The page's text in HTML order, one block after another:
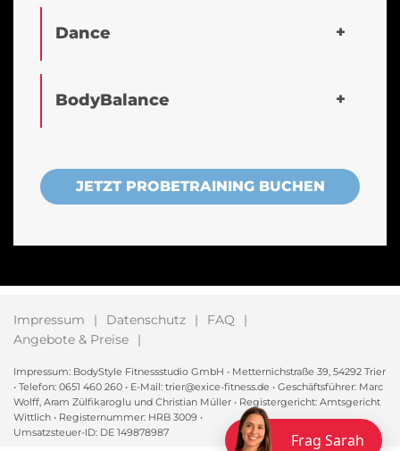
Dance
BodyBalance
JETZT PROBETRAINING BUCHEN
Impressum Datenschutz
FAQ
Angebote & Preise
Impressum: BodyStyle Fitnessstudio GmbH • Metternichstraße 39, 54292 Trier
• Telefon: 0651 460 260 • E-Mail: trier@exice-fitness.de • Geschäftsführer: Marc
Wolff, Aram Zülfikaroglu und Christian Müller • Registergericht: Amtsgericht
Wittlich • Registernummer: HRB 3009 •
Umsatzsteuer-ID: DE 149878987
Frag Sarah